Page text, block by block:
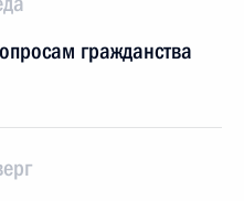
гражданства